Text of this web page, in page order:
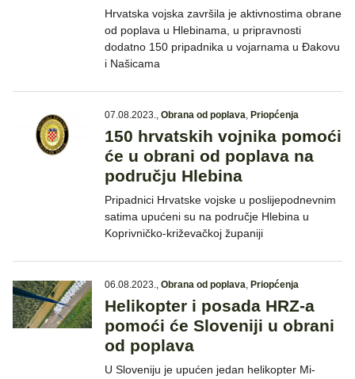
Hrvatska vojska završila je aktivnostima obrane
od poplava u Hlebinama, u pripravnosti
dodatno 150 pripadnika u vojarnama u Đakovu
i Našicama
07.08.2023., Obrana od poplava, Priopćenja
150 hrvatskih vojnika pomoći
će u obrani od poplava na
području Hlebina
Pripadnici Hrvatske vojske u poslijepodnevnim
satima upućeni su na područje Hlebina u
Koprivničko-križevačkoj županiji
06.08.2023., Obrana od poplava, Priopćenja
Helikopter i posada HRZ-a
pomoći će Sloveniji u obrani
od poplava
U Sloveniju je upućen jedan helikopter Mi-